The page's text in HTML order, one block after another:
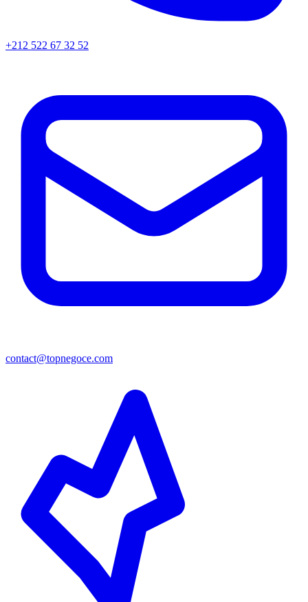
+212 522 67 32 52
contact@topnegoce.com